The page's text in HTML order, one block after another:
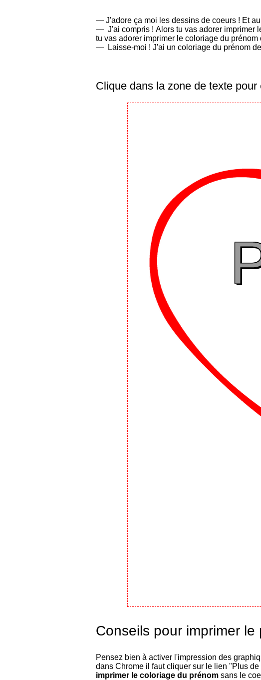
— J'adore ça moi les dessins de coeurs ! Et
— J'ai compris ! Alors tu vas adorer imprimer
tu vas adorer imprimer le coloriage du
— Laisse-moi ! J'ai un coloriage du prénom
Conseils pour imprimer
Pensez bien à activer l'impression des
dans Chrome il faut cliquer sur le lien "Plus
imprimer le coloriage du prénom sans le